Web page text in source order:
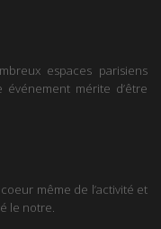
espaces parisiens
mérite d’être
même de l’activité et
le notre.